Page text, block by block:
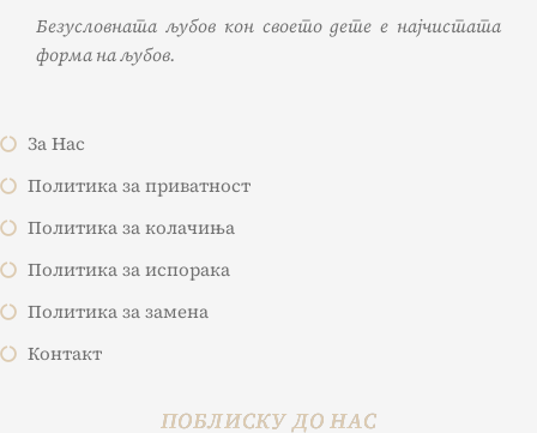
Безусловната љубов кон своето дете е најчистата
форма на љубов.
За Нас
Политика за приватност
Политика за колачиња
Политика за испорака
Политика за замена
Контакт
ПОБЛИСКУ ДО НАС